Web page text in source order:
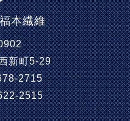
本繊維
新町5-29
2715
2515